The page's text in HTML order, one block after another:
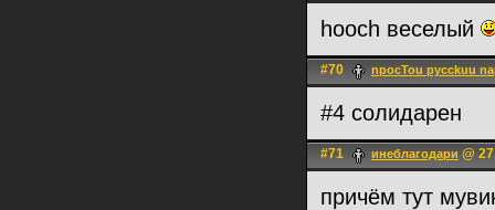
hooch веселый
#70 npocTou pycckuu
#4 солидарен
#71 инеблагодари @
причём тут